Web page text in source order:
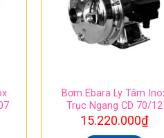
Bơm Ebara Ly Tâm
Trục Ngang CD 70/12
15.220.000₫